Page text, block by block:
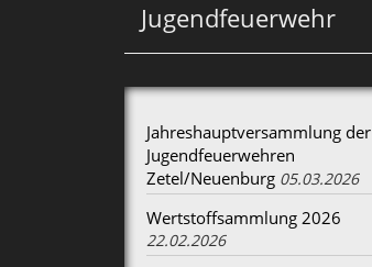
Jugendfeuerwehr
Jahreshauptversammlung der
Jugendfeuerwehren
Zetel/Neuenburg 05.03.2026
Wertstoffsammlung 2026
22.02.2026